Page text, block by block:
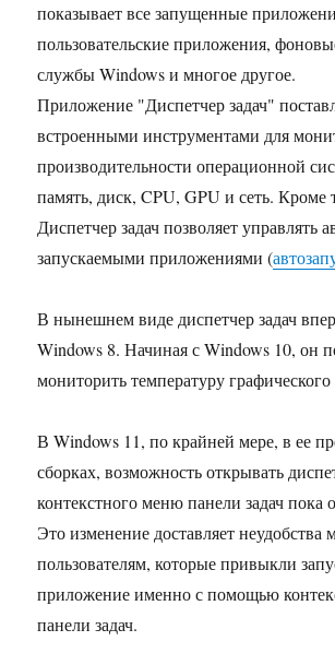
показывает все запущенные
пользовательские приложения,
службы Windows и многое другое.
Приложение "Диспетчер задач"
встроенными инструментами для
производительности операционной
память, диск, CPU, GPU и сеть. Кроме
Диспетчер задач позволяет управлять
запускаемыми приложениями (
В нынешнем виде диспетчер задач
Windows 8. Начиная с Windows 10, он
мониторить температуру графического
В Windows 11, по крайней мере, в ее
сборках, возможность открывать
контекстного меню панели задач пока
Это изменение доставляет неудобства
пользователям, которые привыкли
приложение именно с помощью
панели задач.